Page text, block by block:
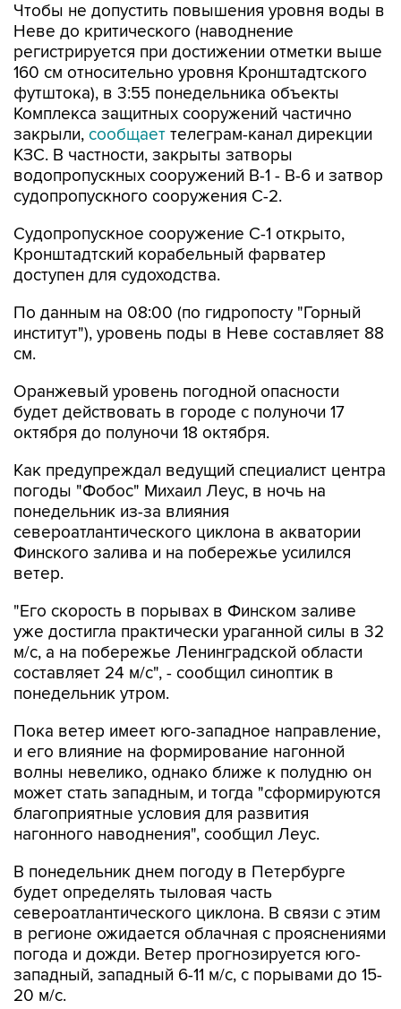
Чтобы не допустить повышения уровня воды в
Неве до критического (наводнение
регистрируется при достижении отметки выше
160 см относительно уровня Кронштадтского
футштока), в 3:55 понедельника объекты
Комплекса защитных сооружений частично
закрыли, сообщает телеграм-канал дирекции
КЗС. В частности, закрыты затворы
водопропускных сооружений В-1 - В-6 и затвор
судопропускного сооружения С-2.
Судопропускное сооружение С-1 открыто,
Кронштадтский корабельный фарватер
доступен для судоходства.
По данным на 08:00 (по гидропосту "Горный
институт"), уровень поды в Неве составляет 88
см.
Оранжевый уровень погодной опасности
будет действовать в городе с полуночи 17
октября до полуночи 18 октября.
Как предупреждал ведущий специалист центра
погоды "Фобос" Михаил Леус, в ночь на
понедельник из-за влияния
североатлантического циклона в акватории
Финского залива и на побережье усилился
ветер.
"Его скорость в порывах в Финском заливе
уже достигла практически ураганной силы в 32
м/с, а на побережье Ленинградской области
составляет 24 м/с", - сообщил синоптик в
понедельник утром.
Пока ветер имеет юго-западное направление,
и его влияние на формирование нагонной
волны невелико, однако ближе к полудню он
может стать западным, и тогда "сформируются
благоприятные условия для развития
нагонного наводнения", сообщил Леус.
В понедельник днем погоду в Петербурге
будет определять тыловая часть
североатлантического циклона. В связи с этим
в регионе ожидается облачная с прояснениями
погода и дожди. Ветер прогнозируется юго-
западный, западный 6-11 м/с, с порывами до 15-
20 м/с.